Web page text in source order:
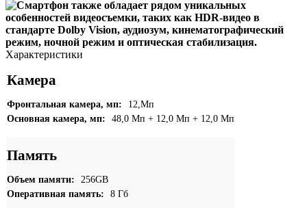
Характеристики
Камера
Фронтальная камера, мп:
12,Мп
Основная камера, мп:
48,0 Мп + 12,0 Мп + 12,0 Мп
Память
Объем памяти:
256GB
Оперативная память:
8 Гб